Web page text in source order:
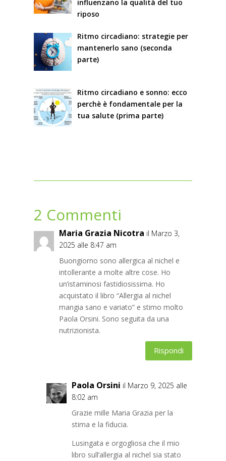
influenzano la qualità del tuo
riposo
Ritmo circadiano: strategie per
mantenerlo sano (seconda
parte)
Ritmo circadiano e sonno: ecco
perchè è fondamentale per la
tua salute (prima parte)
2 Commenti
Maria Grazia Nicotra il Marzo 3,
2025 alle 8:47 am
Buongiorno sono allergica al nichel e
intollerante a molte altre cose. Ho
un’istaminosi fastidiosissima. Ho
acquistato il libro “Allergia al nichel
mangia sano e variato” e stimo molto
Paola Orsini. Sono seguita da una
nutrizionista.
Rispondi
Paola Orsini il Marzo 9, 2025 alle
8:02 am
Grazie mille Maria Grazia per la
stima e la fiducia.
Lusingata e orgogliosa che il mio
libro sull’allergia al nichel sia stato